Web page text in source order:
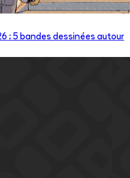
: 5 bandes dessinées autour